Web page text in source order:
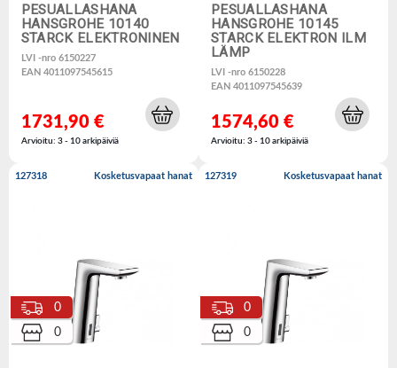
PESUALLASHANA
HANSGROHE 10140
STARCK ELEKTRONINEN
LVI -nro 6150227
EAN 4011097545615
1731,90 €
Arvioitu: 3 - 10 arkipäiviä
PESUALLASHANA
HANSGROHE 10145
STARCK ELEKTRON ILM
LÄMP
LVI -nro 6150228
EAN 4011097545639
1574,60 €
Arvioitu: 3 - 10 arkipäiviä
127318 Kosketusvapaat hanat
0
0
127319 Kosketusvapaat hanat
0
0